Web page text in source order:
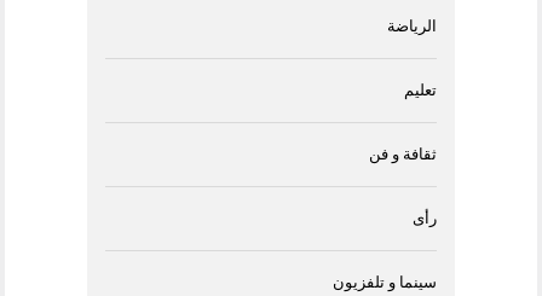
الرياضة
تعليم
ثقافة و فن
رأى
سينما و تلفزيون